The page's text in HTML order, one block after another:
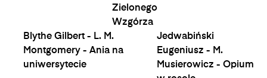
Zielonego
Wzgórza
Blythe Gilbert - L. M.
Montgomery - Ania na
uniwersytecie
Jedwabiński
Eugeniusz - M.
Musierowicz - Opium